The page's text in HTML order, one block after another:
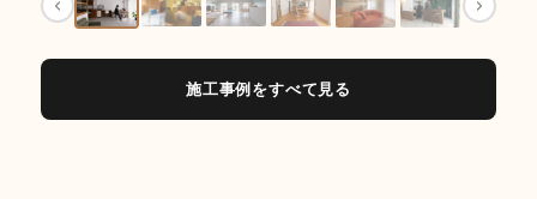
施工事例をすべて見る